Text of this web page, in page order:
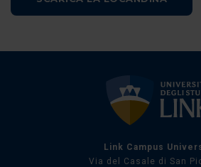
Link Campus
Via del Casale di San